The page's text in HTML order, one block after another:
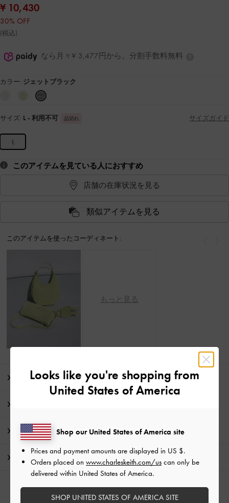
¥ 10,430
30% OFF
(税込)
なら月々¥ 3,477円から。分割手数料無料
カラー: ジェットブラック
サイズ: L - 利用不可 品切れ サイズガイド
L
このアイテムを見ている人におすすめ
店舗の在庫状況を見る
類似アイテムを見る
このアイテムを使ったコーディネート:
もっと見る
商品説明
特典
配送 & 返品
Looks like you're shopping from
United States of America
Shop our United States of America site
Prices and payment amounts are displayed in US $.
Orders placed on www.charleskeith.com/us can only be
delivered within United States of America.
SHOP UNITED STATES OF AMERICA SITE